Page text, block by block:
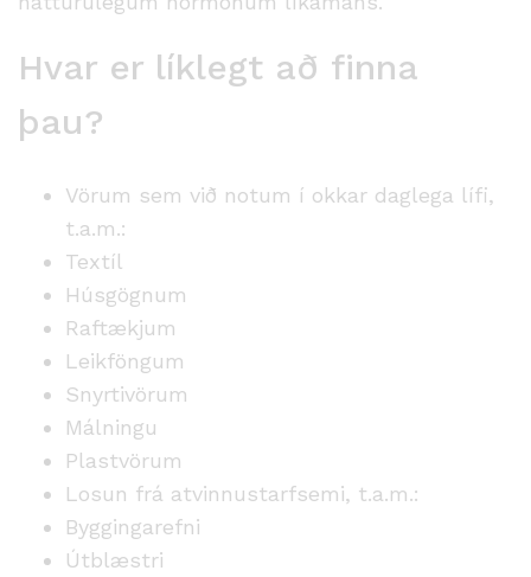
Hvar er líklegt að finna
þau?
Vörum sem við notum í okkar daglega lífi,
t.a.m.:
Textíl
Húsgögnum
Raftækjum
Leikföngum
Snyrtivörum
Málningu
Plastvörum
Losun frá atvinnustarfsemi, t.a.m.:
Byggingarefni
Útblæstri